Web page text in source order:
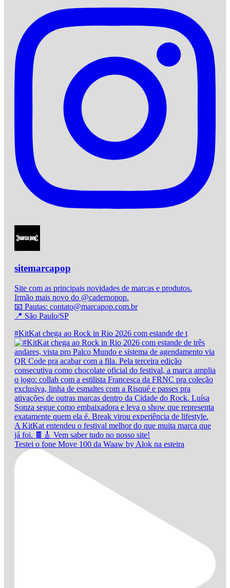
sitemarcapop
Site com as principais novidades de marcas e produtos.
Irmão mais novo do @cadernopop.
📧 Pautas: contato@marcapop.com.br
📍 São Paulo/SP
#KitKat chega ao Rock in Rio 2026 com estande de t
Testei o fone Move 100 da Waaw by Alok na esteira